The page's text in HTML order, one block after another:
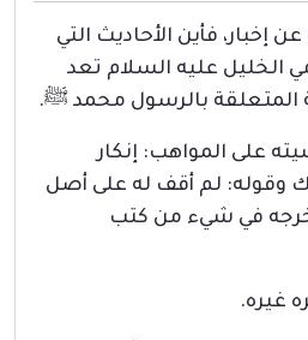
إخبار، فأين الأحاديث التي
الخليل عليه السلام تعد
المتعلقة بالرسول محمد ﷺ.
على المواهب: إنكار
وقوله: لم أقف له على أصل
خرجه في شيء من كتب
غيره.